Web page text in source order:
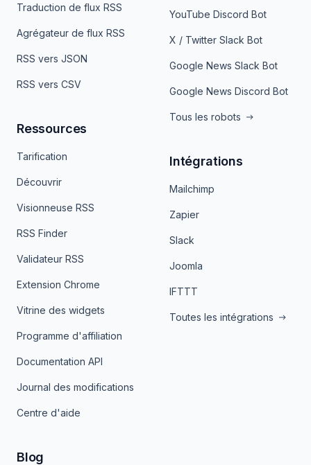
Traduction de flux RSS
Agrégateur de flux RSS
RSS vers JSON
RSS vers CSV
Ressources
Tarification
Découvrir
Visionneuse RSS
RSS Finder
Validateur RSS
Extension Chrome
Vitrine des widgets
Programme d'affiliation
Documentation API
Journal des modifications
Centre d'aide
YouTube Discord Bot
X / Twitter Slack Bot
Google News Slack Bot
Google News Discord Bot
Tous les robots
Intégrations
Mailchimp
Zapier
Slack
Joomla
IFTTT
Toutes les intégrations
Blog